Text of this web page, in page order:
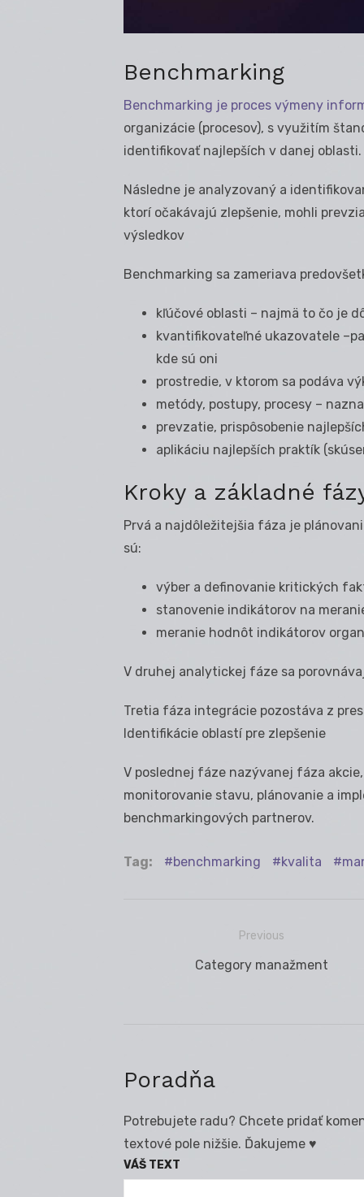
Benchmarking
Benchmarking je proces výmeny
organizácie (procesov), s využitím
identifikovať najlepších v danej oblasti.
Následne je analyzovaný a
ktorí očakávajú zlepšenie, mohli
výsledkov
Benchmarking sa zameriava
kľúčové oblasti – najmä to čo je
kvantifikovateľné ukazovatele
kde sú oni
prostredie, v ktorom sa podáva
metódy, postupy, procesy –
prevzatie, prispôsobenie
aplikáciu najlepších praktík
Kroky a základné
Prvá a najdôležitejšia fáza je
sú:
výber a definovanie kritických
stanovenie indikátorov na
meranie hodnôt indikátorov
V druhej analytickej fáze sa
Tretia fáza integrácie pozostáva z
Identifikácie oblastí pre zlepšenie
V poslednej fáze nazývanej fáza
monitorovanie stavu, plánovanie a
benchmarkingových partnerov.
Tag: benchmarking kvalita
Navigácia
Previous
Previous
Category manažment
Poradňa
Potrebujete radu? Chcete pridať
textové pole nižšie. Ďakujeme ♥
VÁŠ TEXT